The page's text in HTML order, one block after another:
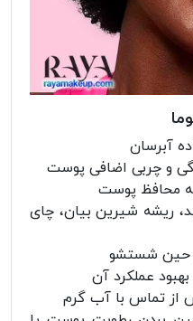
آبرسان
و چربی اضافی پوست
محافظ پوست
ریشه شیرین بیان، چای
حین شستشو
عملکرد آن
تماس با آب گرم